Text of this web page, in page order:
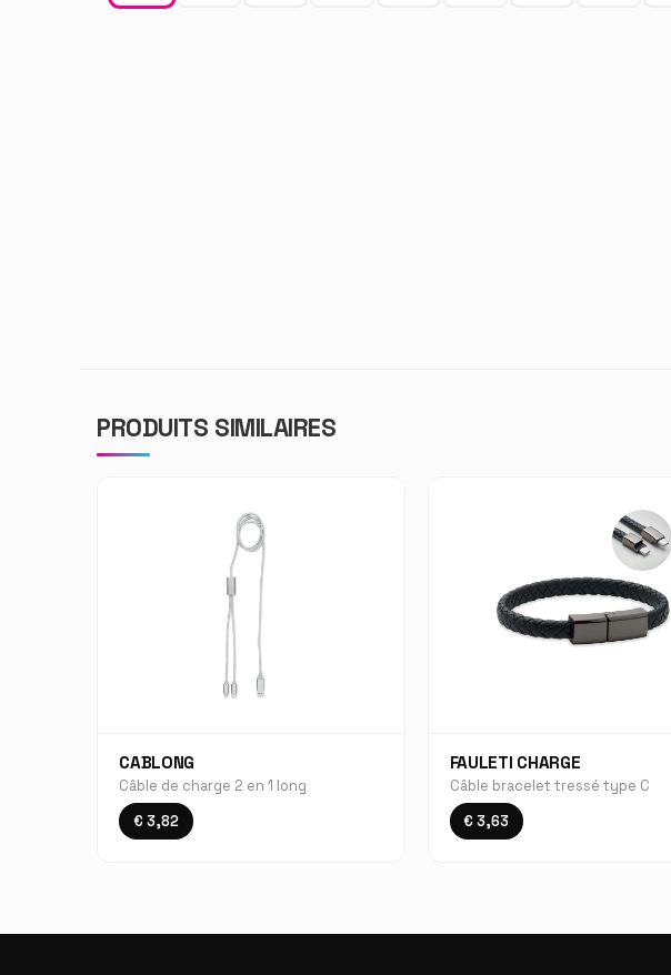
PRODUITS SIMILAIRES
CABLONG
Câble de charge 2 en 1 long
€ 3,82
FAULETI CHARGE
Câble bracelet tressé type C
€ 3,63